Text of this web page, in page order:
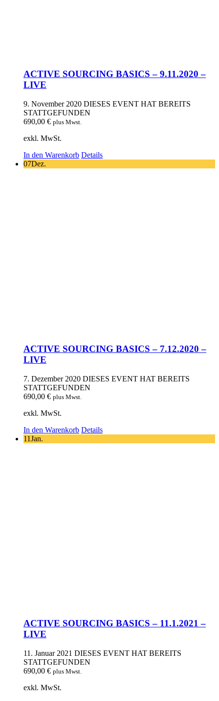
ACTIVE SOURCING BASICS – 9.11.2020 –
LIVE
9. November 2020 DIESES EVENT HAT BEREITS
STATTGEFUNDEN
690,00 € plus Mwst.
exkl. MwSt.
In den Warenkorb Details
07Dez.
ACTIVE SOURCING BASICS – 7.12.2020 –
LIVE
7. Dezember 2020 DIESES EVENT HAT BEREITS
STATTGEFUNDEN
690,00 € plus Mwst.
exkl. MwSt.
In den Warenkorb Details
11Jan.
ACTIVE SOURCING BASICS – 11.1.2021 –
LIVE
11. Januar 2021 DIESES EVENT HAT BEREITS
STATTGEFUNDEN
690,00 € plus Mwst.
exkl. MwSt.